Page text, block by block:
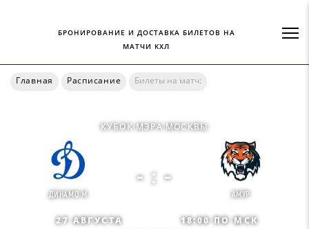
БРОНИРОВАНИЕ И ДОСТАВКА БИЛЕТОВ НА
МАТЧИ КХЛ
Главная Расписание Билеты на матч:
КУБОК МЭРА МОСКВЫ
ДИНАМО М
- : -
АМУР
27 АВГУСТА
18:00 ПО МСК